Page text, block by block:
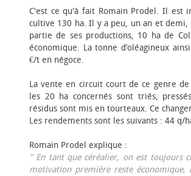
C'est ce qu'à fait Romain Prodel. Il est
cultive 130 ha. Il y a peu, un an et
partie de ses productions, 10 ha de
économique. La tonne d’oléagineux
€/t en négoce.
La vente en circuit court de ce genre
les 20 ha concernés sont triés,
résidus sont mis en tourteaux. Ce
Les rendements sont les suivants : 44 q/
Romain Prodel explique :
" En tant que céréalier, on est toujours
motivation première reste